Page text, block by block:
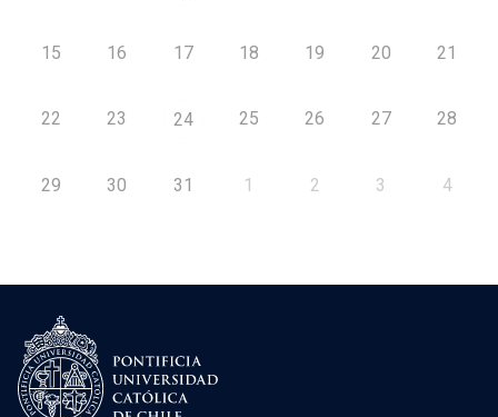
15 16 17 18 19 20 21
22 23 24 25 26 27 28
29 30 31 1 2 3 4